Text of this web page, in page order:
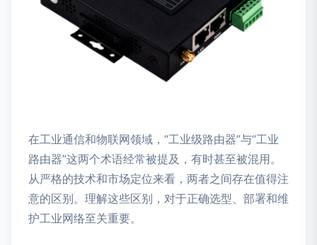
在工业通信和物联网领域，“工业级路由器”与“工业
路由器”这两个术语经常被提及，有时甚至被混用。
从严格的技术和市场定位来看，两者之间存在值得注
意的区别。理解这些区别，对于正确选型、部署和维
护工业网络至关重要。